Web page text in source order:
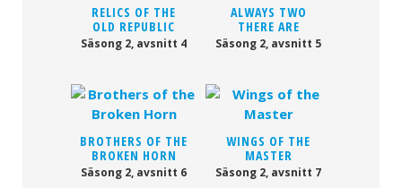
RELICS OF THE
OLD REPUBLIC
Säsong 2, avsnitt 4
ALWAYS TWO
THERE ARE
Säsong 2, avsnitt 5
BROTHERS OF THE
BROKEN HORN
Säsong 2, avsnitt 6
WINGS OF THE
MASTER
Säsong 2, avsnitt 7